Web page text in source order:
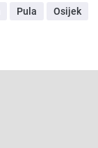
Pula
Osijek